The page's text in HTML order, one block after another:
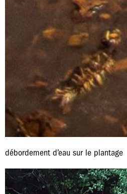
débordement d’eau sur le plantage